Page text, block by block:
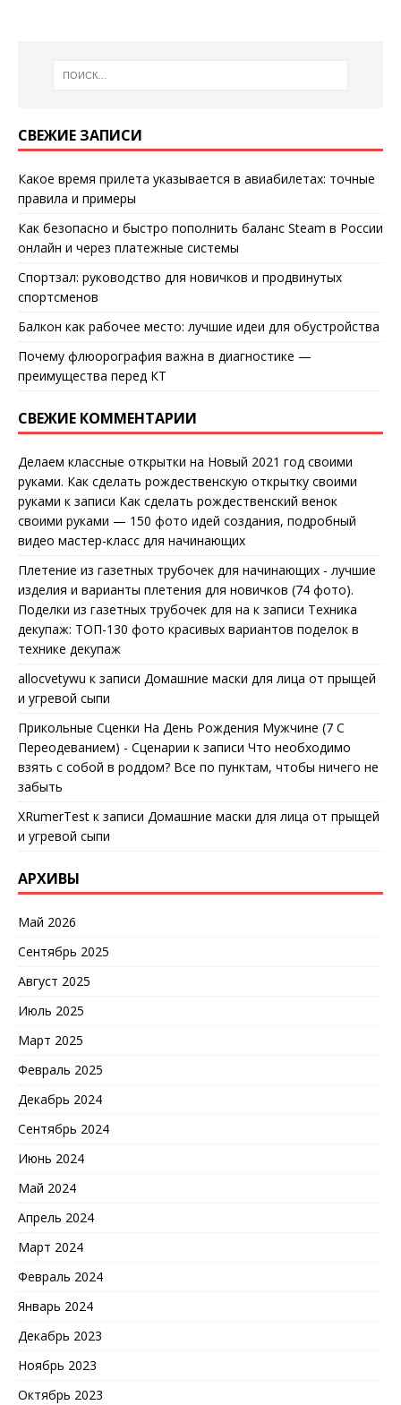
СВЕЖИЕ ЗАПИСИ
Какое время прилета указывается в авиабилетах: точные
правила и примеры
Как безопасно и быстро пополнить баланс Steam в России
онлайн и через платежные системы
Спортзал: руководство для новичков и продвинутых
спортсменов
Балкон как рабочее место: лучшие идеи для обустройства
Почему флюорография важна в диагностике —
преимущества перед КТ
СВЕЖИЕ КОММЕНТАРИИ
Делаем классные открытки на Новый 2021 год своими
руками. Как сделать рождественскую открытку своими
руками к записи Как сделать рождественский венок
своими руками — 150 фото идей создания, подробный
видео мастер-класс для начинающих
Плетение из газетных трубочек для начинающих - лучшие
изделия и варианты плетения для новичков (74 фото).
Поделки из газетных трубочек для на к записи Техника
декупаж: ТОП-130 фото красивых вариантов поделок в
технике декупаж
allocvetywu к записи Домашние маски для лица от прыщей
и угревой сыпи
Прикольные Сценки На День Рождения Мужчине (7 С
Переодеванием) - Сценарии к записи Что необходимо
взять с собой в роддом? Все по пунктам, чтобы ничего не
забыть
XRumerTest к записи Домашние маски для лица от прыщей
и угревой сыпи
АРХИВЫ
Май 2026
Сентябрь 2025
Август 2025
Июль 2025
Март 2025
Февраль 2025
Декабрь 2024
Сентябрь 2024
Июнь 2024
Май 2024
Апрель 2024
Март 2024
Февраль 2024
Январь 2024
Декабрь 2023
Ноябрь 2023
Октябрь 2023